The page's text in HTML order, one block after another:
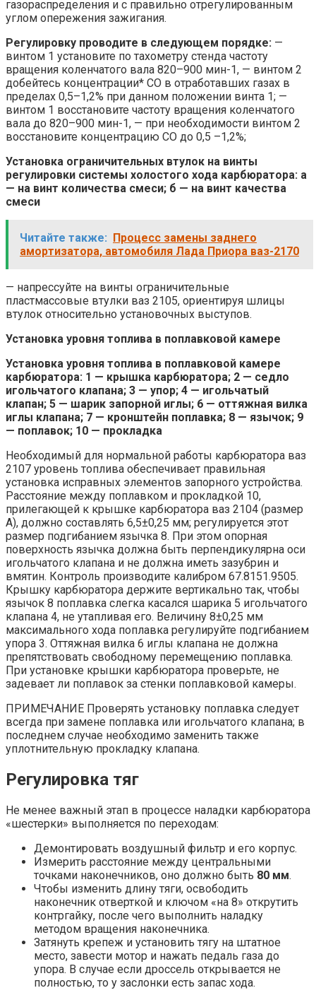
газораспределения и с правильно отрегулированным
углом опережения зажигания.
Регулировку проводите в следующем порядке: —
винтом 1 установите по тахометру стенда частоту
вращения коленчатого вала 820–900 мин-1, — винтом 2
добейтесь концентрации* СО в отработавших газах в
пределах 0,5–1,2% при данном положении винта 1; —
винтом 1 восстановите частоту вращения коленчатого
вала до 820–900 мин-1, — при необходимости винтом 2
восстановите концентрацию СО до 0,5 –1,2%;
Установка ограничительных втулок на винты
регулировки системы холостого хода карбюратора: а
— на винт количества смеси; б — на винт качества
смеси
Читайте также:
Процесс замены заднего
амортизатора, автомобиля Лада Приора ваз-2170
— напрессуйте на винты ограничительные
пластмассовые втулки ваз 2105, ориентируя шлицы
втулок относительно установочных выступов.
Установка уровня топлива в поплавковой камере
Установка уровня топлива в поплавковой камере
карбюратора: 1 — крышка карбюратора; 2 — седло
игольчатого клапана; 3 — упор; 4 — игольчатый
клапан; 5 — шарик запорной иглы; 6 — оттяжная вилка
иглы клапана; 7 — кронштейн поплавка; 8 — язычок; 9
— поплавок; 10 — прокладка
Необходимый для нормальной работы карбюратора ваз
2107 уровень топлива обеспечивает правильная
установка исправных элементов запорного устройства.
Расстояние между поплавком и прокладкой 10,
прилегающей к крышке карбюратора ваз 2104 (размер
А), должно составлять 6,5±0,25 мм; регулируется этот
размер подгибанием язычка 8. При этом опорная
поверхность язычка должна быть перпендикулярна оси
игольчатого клапана и не должна иметь зазубрин и
вмятин. Контроль производите калибром 67.8151.9505.
Крышку карбюратора держите вертикально так, чтобы
язычок 8 поплавка слегка касался шарика 5 игольчатого
клапана 4, не утапливая его. Величину 8±0,25 мм
максимального хода поплавка регулируйте подгибанием
упора 3. Оттяжная вилка 6 иглы клапана не должна
препятствовать свободному перемещению поплавка.
При установке крышки карбюратора проверьте, не
задевает ли поплавок за стенки поплавковой камеры.
ПРИМЕЧАНИЕ Проверять установку поплавка следует
всегда при замене поплавка или игольчатого клапана; в
последнем случае необходимо заменить также
уплотнительную прокладку клапана.
Регулировка тяг
Не менее важный этап в процессе наладки карбюратора
«шестерки» выполняется по переходам:
Демонтировать воздушный фильтр и его корпус.
Измерить расстояние между центральными
точками наконечников, оно должно быть 80 мм.
Чтобы изменить длину тяги, освободить
наконечник отверткой и ключом «на 8» открутить
контргайку, после чего выполнить наладку
методом вращения наконечника.
Затянуть крепеж и установить тягу на штатное
место, завести мотор и нажать педаль газа до
упора. В случае если дроссель открывается не
полностью, то у заслонки есть запас хода.